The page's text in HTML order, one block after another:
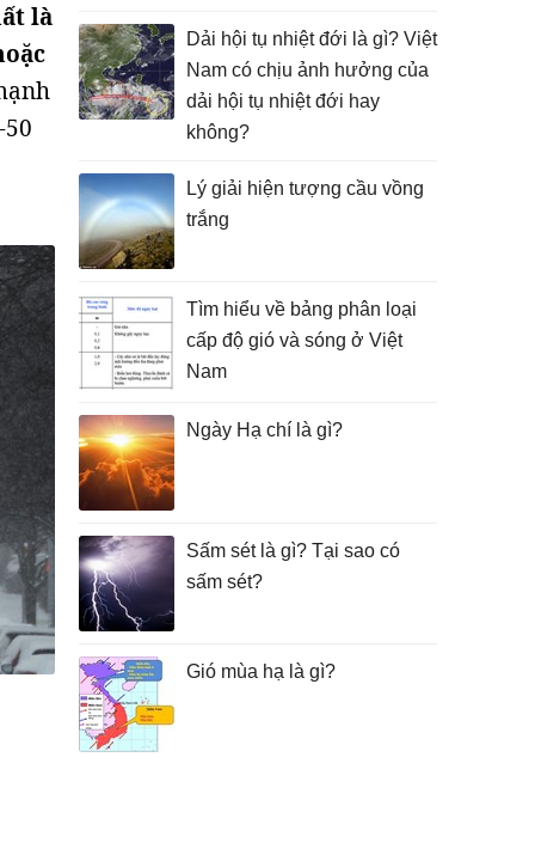
là
Dải hội tụ nhiệt đới là gì? Việt
Nam có chịu ảnh hưởng của
dải hội tụ nhiệt đới hay
không?
Lý giải hiện tượng cầu vồng
trắng
Tìm hiểu về bảng phân loại
cấp độ gió và sóng ở Việt
Nam
Ngày Hạ chí là gì?
Sấm sét là gì? Tại sao có
sấm sét?
Gió mùa hạ là gì?